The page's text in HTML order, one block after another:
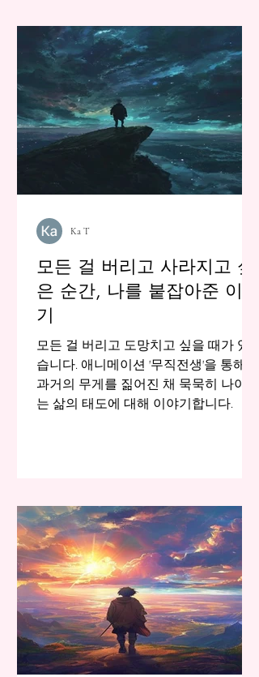
모든 걸 버리고 사라지고 싶
은 순간, 나를 붙잡아준 이야
기
모든 걸 버리고 도망치고 싶을 때가 있
습니다. 애니메이션 '무직전생'을 통해,
과거의 무게를 짊어진 채 묵묵히 나아가
는 삶의 태도에 대해 이야기합니다.
Ka T